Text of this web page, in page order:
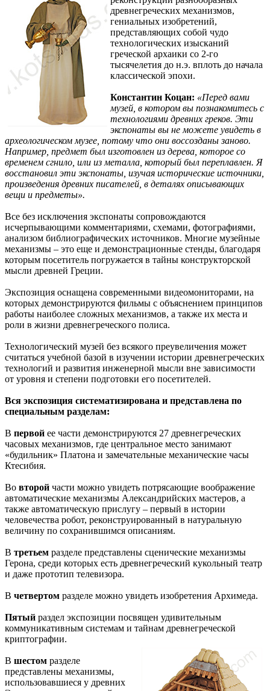
древнегреческих механизмов,
гениальных изобретений,
представляющих собой чудо
технологических изысканий
греческой архаики со 2-го
тысячелетия до н.э. вплоть до начала
классической эпохи.
Константин Коцан: «Перед вами
музей, в котором вы познакомитесь с
технологиями древних греков. Эти
экспонаты вы не можете увидеть в
археологическом музее, потому что они воссозданы заново.
Например, предмет был изготовлен из дерева, которое со
временем сгнило, или из металла, который был переплавлен. Я
восстановил эти экспонаты, изучая исторические источники,
произведения древних писателей, в деталях описывающих
вещи и предметы».
Все без исключения экспонаты сопровождаются
исчерпывающими комментариями, схемами, фотографиями,
анализом библиографических источников. Многие музейные
механизмы – это еще и демонстрационные стенды, благодаря
которым посетитель погружается в тайны конструкторской
мысли древней Греции.
Экспозиция оснащена современными видеомониторами, на
которых демонстрируются фильмы с объяснением принципов
работы наиболее сложных механизмов, а также их места и
роли в жизни древнегреческого полиса.
Технологический музей без всякого преувеличения может
считаться учебной базой в изучении истории древнегреческих
технологий и развития инженерной мысли вне зависимости
от уровня и степени подготовки его посетителей.
Вся экспозиция систематизирована и представлена по
специальным разделам:
В первой ее части демонстрируются 27 древнегреческих
часовых механизмов, где центральное место занимают
«будильник» Платона и замечательные механические часы
Ктесибия.
Во второй части можно увидеть потрясающие воображение
автоматические механизмы Александрийских мастеров, а
также автоматическую прислугу – первый в истории
человечества робот, реконструированный в натуральную
величину по сохранившимся описаниям.
В третьем разделе представлены сценические механизмы
Герона, среди которых есть древнегреческий кукольный театр
и даже прототип телевизора.
В четвертом разделе можно увидеть изобретения Архимеда.
Пятый раздел экспозиции посвящен удивительным
коммуникативным системам и тайнам древнегреческой
криптографии.
В шестом разделе
представлены механизмы,
использовавшиеся у древних